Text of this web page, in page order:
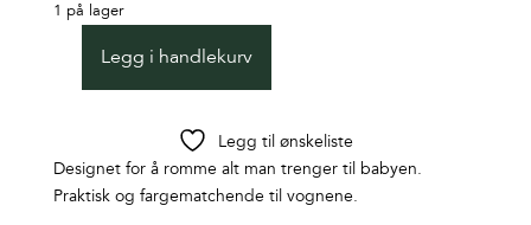
1 på lager
Stelleveske
Leath.
antall
Legg i handlekurv
Legg til ønskeliste
Designet for å romme alt man trenger til babyen.
Praktisk og fargematchende til vognene.